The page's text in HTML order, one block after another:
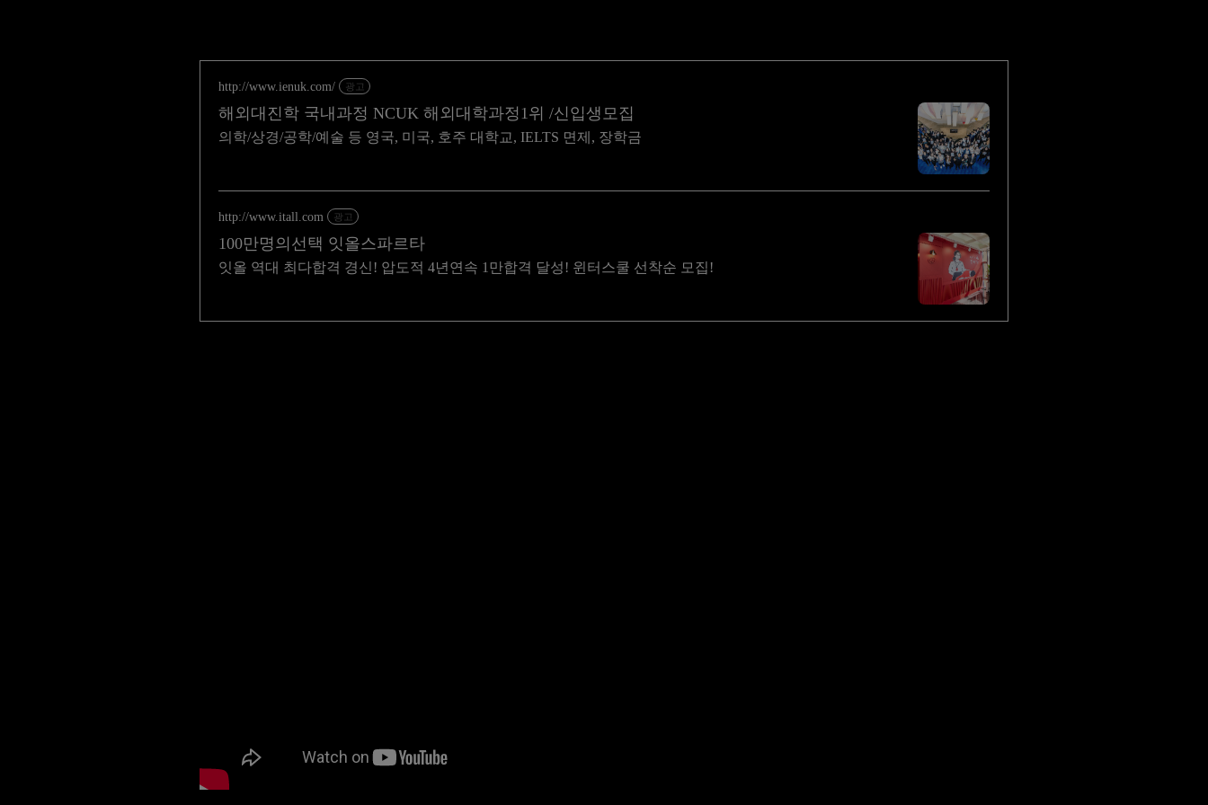
http://www.ienuk.com/ 광고
해외대진학 국내과정 NCUK 해외대학과정1위 /신입생모집
의학/상경/공학/예술 등 영국, 미국, 호주 대학교, IELTS 면제, 장학금
http://www.itall.com 광고
100만명의선택 잇올스파르타
잇올 역대 최다합격 경신! 압도적 4년연속 1만합격 달성! 윈터스쿨 선착순 모집!